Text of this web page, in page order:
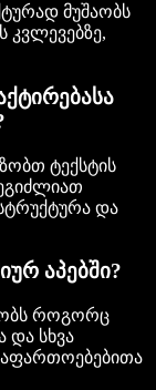
მუშაობს
კვლევებზე,
ტექსტის
და
აპებში?
როგორც
და სხვა